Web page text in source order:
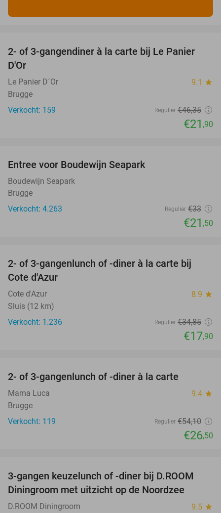
53%
2- of 3-gangendiner à la carte bij Le Panier
D'Or
Le Panier D´Or 9.1 star
Brugge
Verkocht: 159
Regulier €46,35
€21 ,90
Entree voor Boudewijn Seapark
Boudewijn Seapark
Brugge
Verkocht: 4.263
Regulier €33
€21 ,50
49%
2- of 3-gangenlunch of -diner à la carte bij
Cote d'Azur
Cote d'Azur 8.9 star
Sluis (12 km)
Verkocht: 1.236
Regulier €34,85
€17,90
2- of 3-gangenlunch of -diner à la carte
Mama Luca 9.4 star
Brugge
Verkocht: 119
Regulier €54,10
€26,50
29%
3-gangen keuzelunch of -diner bij D.ROOM
Diningroom met uitzicht op de Noordzee
D.ROOM Diningroom 9.5 star